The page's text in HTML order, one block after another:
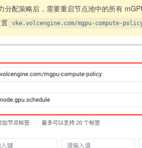
分配策略后，需要重启节点池中的所有
vke.volcengine.com/mgpu-compute-